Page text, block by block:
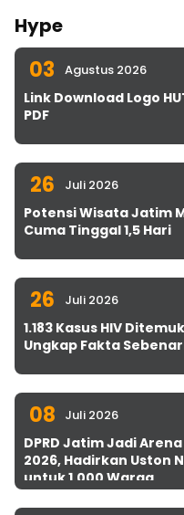
Hype
03 Agustus 2026
Link Download Logo
PDF
26 Juli 2026
Potensi Wisata Jatim
Cuma Tinggal 1,5 Hari
26 Juli 2026
1.183 Kasus HIV
Ungkap Fakta
08 Juli 2026
DPRD Jatim Jadi
2026, Hadirkan Uston
untuk 1.000 Warga